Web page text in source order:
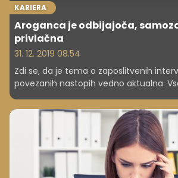
KARIERA
Aroganca je odbijajoča,
privlačna
31. 12. 2019 08.54
Zdi se, da je tema o zaposlitvenih
povezanih nastopih vedno aktualna.
je v iskanju novih priložnosti in izzivov,
delovnega mesta ali le bilke za
ljudi, ki odločajo o njegovi
usodi. Kako si torej ne bi želeli vedeti,
intervjujih najbolj prepriča? Tokrat
empirično podprtih nasvetov za
potencialnemu delodajalcu.